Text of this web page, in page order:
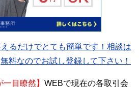
るだけでとても簡単です！相談は
無料なのでお試し登録して下さい！
目瞭然】 WEBで現在の各取引会